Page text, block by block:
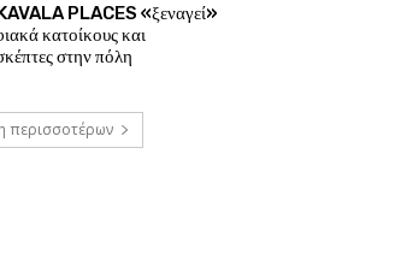
PLACES «ξεναγεί»
κατοίκους και
στην πόλη
περισσοτέρων